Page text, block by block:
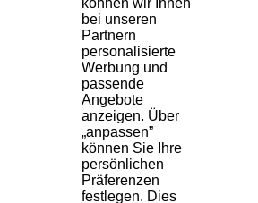
können wir Ihnen
bei unseren
Partnern
personalisierte
Werbung und
passende
Angebote
anzeigen. Über
„anpassen”
können Sie Ihre
persönlichen
Präferenzen
festlegen. Dies